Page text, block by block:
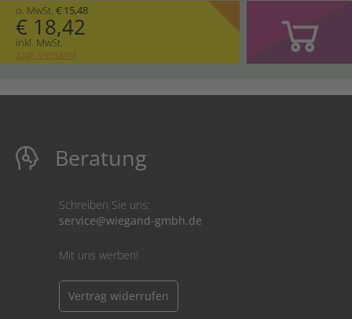
o. MwSt. € 15,48
€ 18,42
inkl. MwSt.
zzgl. Versand
Beratung
Schreiben Sie uns:
service@wiegand-gmbh.de
Mit uns werben!
Vertrag widerrufen